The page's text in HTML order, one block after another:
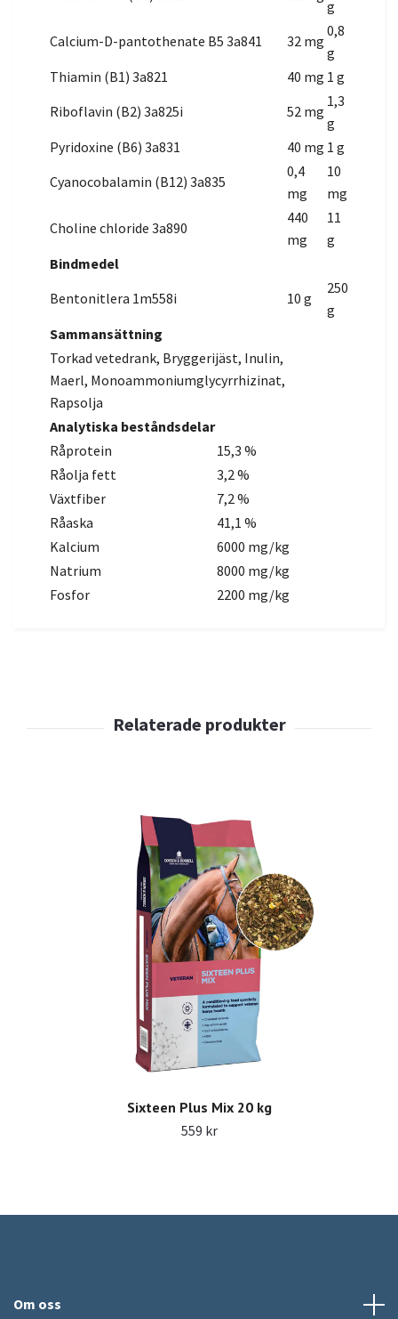
g
Calcium-D-pantothenate B5 3a841
32 mg
0,8
g
Thiamin (B1) 3a821
40 mg 1 g
Riboflavin (B2) 3a825i
52 mg
1,3
g
Pyridoxine (B6) 3a831
40 mg 1 g
Cyanocobalamin (B12) 3a835
0,4
mg
10
mg
Choline chloride 3a890
440
mg
11
g
Bindmedel
Bentonitlera 1m558i
10 g
250
g
Sammansättning
Torkad vetedrank, Bryggerijäst, Inulin,
Maerl, Monoammoniumglycyrrhizinat,
Rapsolja
Analytiska beståndsdelar
Råprotein
15,3 %
Råolja fett
3,2 %
Växtfiber
7,2 %
Råaska
41,1 %
Kalcium
6000 mg/kg
Natrium
8000 mg/kg
Fosfor
2200 mg/kg
Sixteen Plus Mix 20 kg
559 kr
Om oss